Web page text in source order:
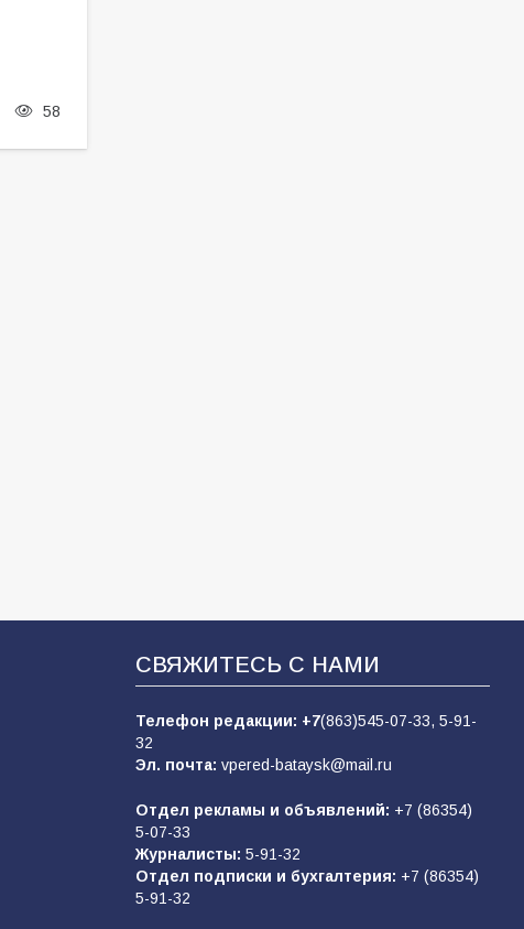
58
СВЯЖИТЕСЬ С НАМИ
Телефон редакции: +7(863)545-07-33, 5-91-
32
Эл. почта: vpered-bataysk@mail.ru
Отдел рекламы и объявлений: +7 (86354)
5-07-33
Журналисты: 5-91-32
Отдел подписки и бухгалтерия: +7 (86354)
5-91-32